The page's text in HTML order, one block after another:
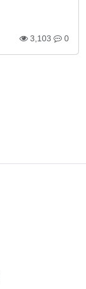
3,103 0